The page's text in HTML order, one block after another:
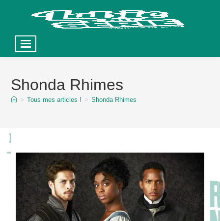
contentShonda Rhimes
> Tous mes articles ! > Shonda Rhimes